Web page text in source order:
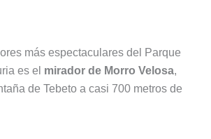
más espectaculares del Parque
es el mirador de Morro Velosa,
de Tebeto a casi 700 metros de